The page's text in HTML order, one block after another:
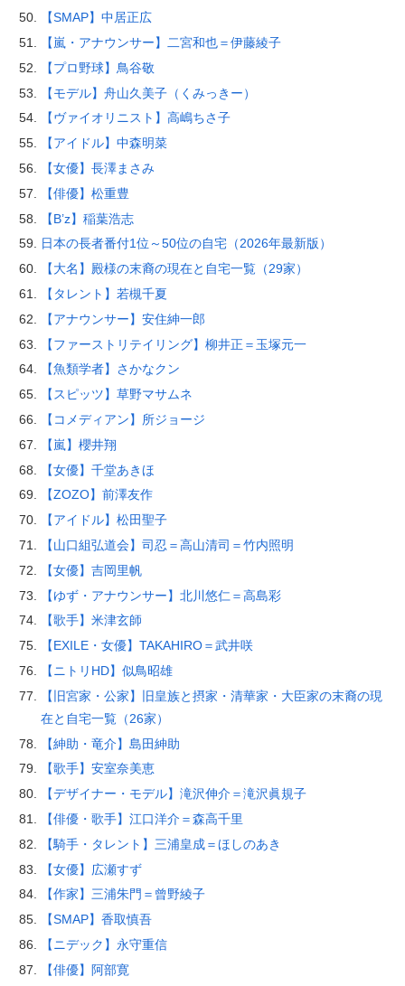
【SMAP】中居正広
【嵐・アナウンサー】二宮和也＝伊藤綾子
【プロ野球】鳥谷敬
【モデル】舟山久美子（くみっきー）
【ヴァイオリニスト】高嶋ちさ子
【アイドル】中森明菜
【女優】長澤まさみ
【俳優】松重豊
【B’z】稲葉浩志
日本の長者番付1位～50位の自宅（2026年最新版）
【大名】殿様の末裔の現在と自宅一覧（29家）
【タレント】若槻千夏
【アナウンサー】安住紳一郎
【ファーストリテイリング】柳井正＝玉塚元一
【魚類学者】さかなクン
【スピッツ】草野マサムネ
【コメディアン】所ジョージ
【嵐】櫻井翔
【女優】千堂あきほ
【ZOZO】前澤友作
【アイドル】松田聖子
【山口組弘道会】司忍＝高山清司＝竹内照明
【女優】吉岡里帆
【ゆず・アナウンサー】北川悠仁＝高島彩
【歌手】米津玄師
【EXILE・女優】TAKAHIRO＝武井咲
【ニトリHD】似鳥昭雄
【旧宮家・公家】旧皇族と摂家・清華家・大臣家の末裔の現
在と自宅一覧（26家）
【紳助・竜介】島田紳助
【歌手】安室奈美恵
【デザイナー・モデル】滝沢伸介＝滝沢眞規子
【俳優・歌手】江口洋介＝森高千里
【騎手・タレント】三浦皇成＝ほしのあき
【女優】広瀬すず
【作家】三浦朱門＝曾野綾子
【SMAP】香取慎吾
【ニデック】永守重信
【俳優】阿部寛